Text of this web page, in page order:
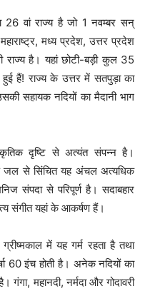
26 वां राज्य है जो 1 नवम्बर सन्
मध्य प्रदेश, उत्तर प्रदेश
है। यहां छोटी-बड़ी कुल 35
हुई हैं! राज्य के उत्तर में सतपुड़ा का
सहायक नदियों का मैदानी भाग
दृष्टि से अत्यंत संपन्न है।
जल से सिंचित यह अंचल अत्यधिक
संपदा से परिपूर्ण है। सदाबहार
संगीत यहां के आकर्षण हैं।
में यह गर्म रहता है तथा
60 इंच होती है। अनेक नदियों का
महानदी, नर्मदा और गोदावरी